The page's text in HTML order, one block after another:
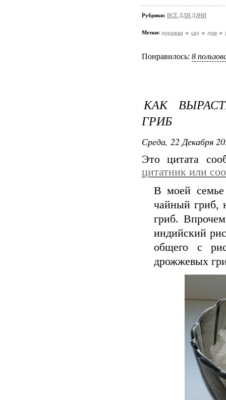
Рубрики: ВСЁ ДЛЯ ДАЧИ
Метки: дорожки сад дом
Понравилось: 8
КАК
ГРИБ
Среда, 22 Декабря
Это цитата
цитатник или
В моей
чайный гриб,
гриб.
индийский
общего с
дрожжевых